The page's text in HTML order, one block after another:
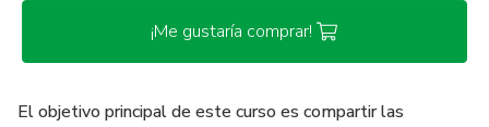
¡Me gustaría comprar!
El objetivo principal de este curso es compartir las